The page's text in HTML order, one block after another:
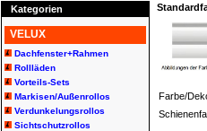
Kategorien
VELUX
Dachfenster+Rahmen
Rollläden
Vorteils-Sets
Markisen/Außenrollos
Verdunkelungsrollos
Sichtschutzrollos
Farbe/